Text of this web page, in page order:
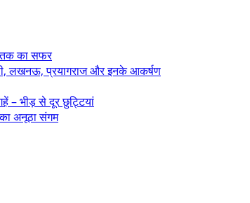
तक का सफर
लखनऊ, प्रयागराज और इनके आकर्षण
– भीड़ से दूर छुट्टियां
का अनूठा संगम